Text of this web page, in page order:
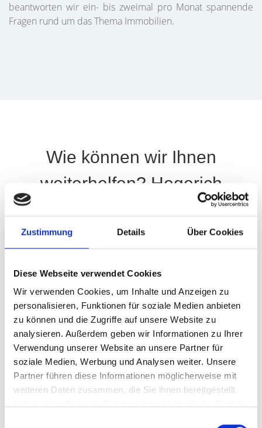
Zustimmung Details Über Cookies
Diese Webseite verwendet Cookies
Wir verwenden Cookies, um Inhalte und Anzeigen zu
personalisieren, Funktionen für soziale Medien anbieten
zu können und die Zugriffe auf unsere Website zu
analysieren. Außerdem geben wir Informationen zu Ihrer
Verwendung unserer Website an unsere Partner für
soziale Medien, Werbung und Analysen weiter. Unsere
Partner führen diese Informationen möglicherweise mit
weiteren Daten zusammen, die Sie ihnen bereitgestellt
beantworten wir ein- bis zweimal pro Monat spannende
Fragen rund um das Thema Immobilien.
Wie können wir Ihnen
weiterhelfen? Hegerich
Immobilien ist für Sie da!
IMMOBILIE BEWERTEN
Kostenlose Bewertung für Ihre Immobilie
Erfahren Sie kostenlos und unverbindlich den aktuellen